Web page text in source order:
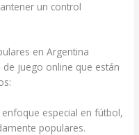
un control
en Argentina
juego online que están
enfoque especial en fútbol,
populares.